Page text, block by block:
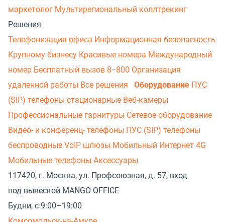
маркетолог Мультирегиональный коллтрекинг
Решения
Телефонизация офиса Информационная безопасность
Крупному бизнесу Красивые номера Международный
номер Бесплатный вызов 8−800 Организация
удаленной работы Все решения Оборудование ПУС
(SIP) телефоны стационарные Веб-камеры
Профессиональные гарнитуры Сетевое оборудование
Видео- и конференц- телефоны ПУС (SIP) телефоны
беспроводные VoIP шлюзы Мобильный Интернет 4G
Мобильные телефоны Аксессуары
117420, г. Москва, ул. Профсоюзная, д. 57, вход
под вывеской MANGO OFFICE
Будни, с 9:00–19:00